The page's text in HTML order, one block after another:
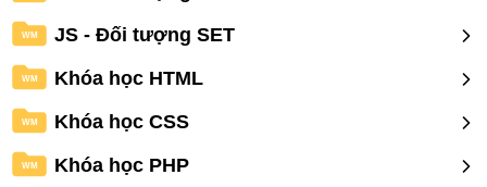
WM JS - Đối tượng SET
WM Khóa học HTML
WM Khóa học CSS
WM Khóa học PHP